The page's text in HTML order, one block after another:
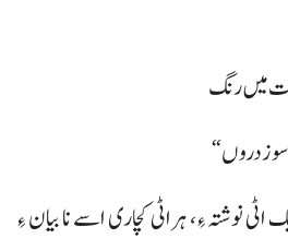
میں رنگ
دروں“
اٹی نوشتہ ءِ، ہراٹی کچاری اسے نا بیان ءِ